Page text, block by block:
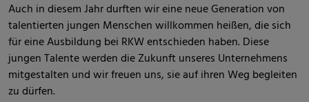
Auch in diesem Jahr durften wir eine neue Generation von
talentierten jungen Menschen willkommen heißen, die sich
für eine Ausbildung bei RKW entschieden haben. Diese
jungen Talente werden die Zukunft unseres Unternehmens
mitgestalten und wir freuen uns, sie auf ihren Weg begleiten
zu dürfen.